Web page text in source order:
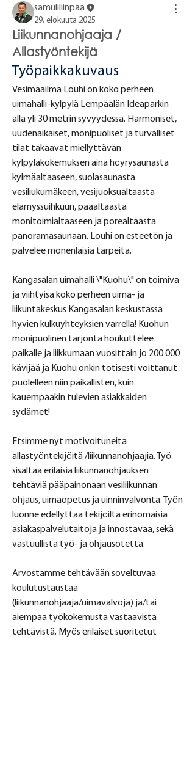
samuliliinpaa
29. elokuuta 2025
Liikunnanohjaaja /
Allastyöntekijä
Työpaikkakuvaus
Vesimaailma Louhi on koko perheen
uimahalli-kylpylä Lempäälän Ideaparkin
alla yli 30 metrin syvyydessä. Harmoniset,
uudenaikaiset, monipuoliset ja turvalliset
tilat takaavat miellyttävän
kylpyläkokemuksen aina höyrysaunasta
kylmäaltaaseen, suolasaunasta
vesiliukumäkeen, vesijuoksualtaasta
elämyssuihkuun, pääaltaasta
monitoimialtaaseen ja porealtaasta
panoramasaunaan. Louhi on esteetön ja
palvelee monenlaisia tarpeita.
Kangasalan uimahalli \"Kuohu\" on toimiva
ja viihtyisä koko perheen uima- ja
liikuntakeskus Kangasalan keskustassa
hyvien kulkuyhteyksien varrella! Kuohun
monipuolinen tarjonta houkuttelee
paikalle ja liikkumaan vuosittain jo 200 000
kävijää ja Kuohu onkin totisesti voittanut
puolelleen niin paikallisten, kuin
kauempaakin tulevien asiakkaiden
sydämet!
Etsimme nyt motivoituneita
allastyöntekijöitä /liikunnanohjaajia. Työ
sisältää erilaisia liikunnanohjauksen
tehtäviä pääpainonaan vesiliikunnan
ohjaus, uimaopetus ja uinninvalvonta. Työn
luonne edellyttää tekijöiltä erinomaisia
asiakaspalvelutaitoja ja innostavaa, sekä
vastuullista työ- ja ohjausotetta.
Arvostamme tehtävään soveltuvaa
koulutustaustaa
(liikunnanohjaaja/uimavalvoja) ja/tai
aiempaa työkokemusta vastaavista
tehtävistä. Myös erilaiset suoritetut
Tietoja
Täältä löydät avoimet liikunta-alan